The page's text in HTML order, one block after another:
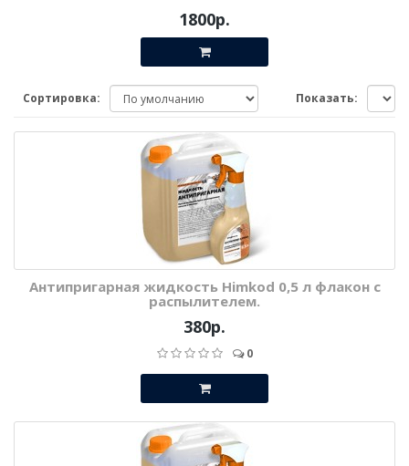
1800р.
Сортировка: Показать:
Антипригарная жидкость Himkod 0,5 л флакон с
распылителем.
380р.
0